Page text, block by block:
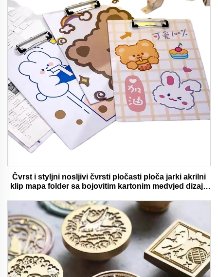
Čvrst i styljni nosljivi čvrsti pločasti ploča jarki akrilni
klip mapa folder sa bojovitim kartonim medvjed dizajn